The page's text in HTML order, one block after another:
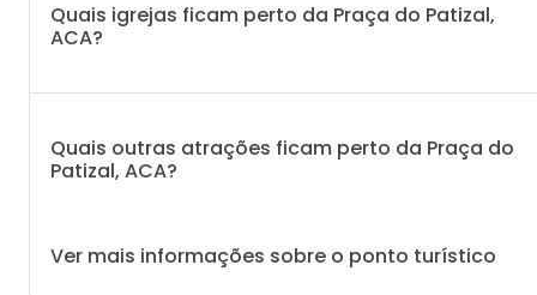
Quais igrejas ficam perto da Praça do Patizal,
ACA?
Quais outras atrações ficam perto da Praça do
Patizal, ACA?
Ver mais informações sobre o ponto turístico